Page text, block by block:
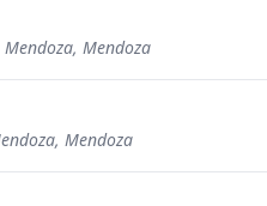
Mendoza
Mendoza